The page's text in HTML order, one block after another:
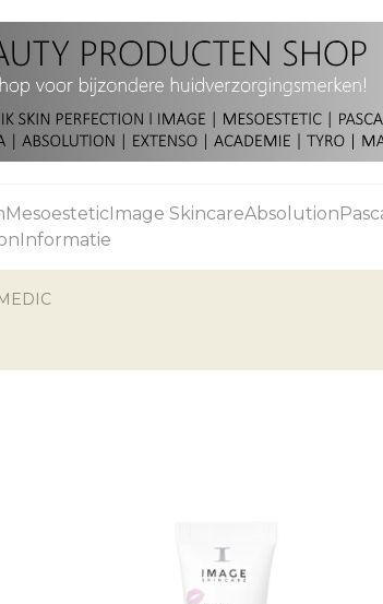
MesoesteticImage SkincareAbsolution
Informatie